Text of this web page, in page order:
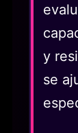
y
se